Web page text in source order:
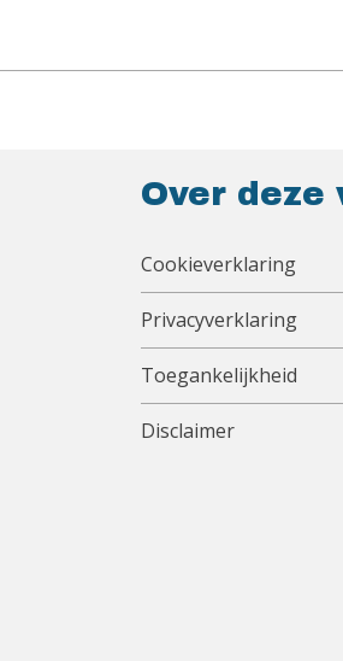
Over deze
Cookieverklaring
Privacyverklaring
Toegankelijkheid
Disclaimer